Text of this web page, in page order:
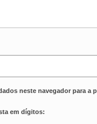
neste navegador para a
em dígitos: